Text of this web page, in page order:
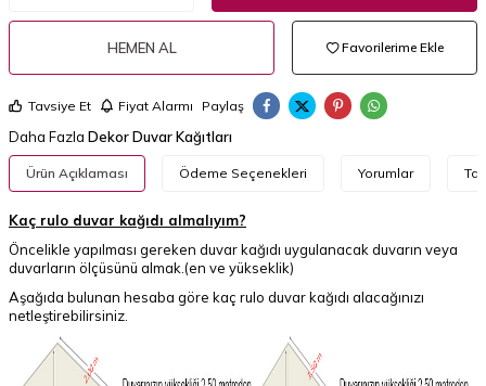
HEMEN AL Favorilerime Ekle
Tavsiye Et Fiyat Alarmı Paylaş
Daha Fazla Dekor Duvar Kağıtları
Ürün Açıklaması Ödeme Seçenekleri Yorumlar
Kaç rulo duvar kağıdı almalıyım?
Öncelikle yapılması gereken duvar kağıdı uygulanacak duvarın veya
duvarların ölçüsünü almak.(en ve yükseklik)
Aşağıda bulunan hesaba göre kaç rulo duvar kağıdı alacağınızı
netleştirebilirsiniz.